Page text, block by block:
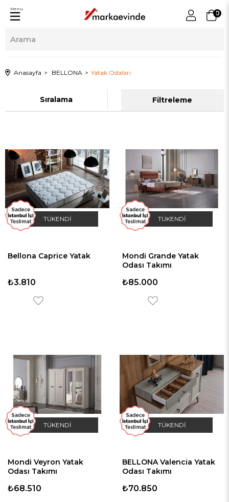
0
Menu
Anasayfa BELLONA Yatak Odaları
Filtreleme
Sıralama
TÜKENDI
Bellona Caprice Yatak
₺3.810
TÜKENDI
Mondi Grande Yatak
Odası Takımı
₺85.000
TÜKENDI
Mondi Veyron Yatak
Odası Takımı
₺68.510
TÜKENDI
BELLONA Valencia Yatak
Odası Takımı
₺70.850